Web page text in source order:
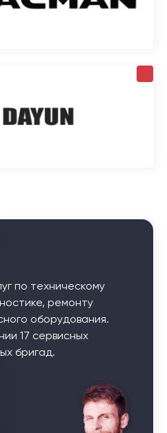
по техническому
ремонту
оборудования.
17 сервисных
бригад.